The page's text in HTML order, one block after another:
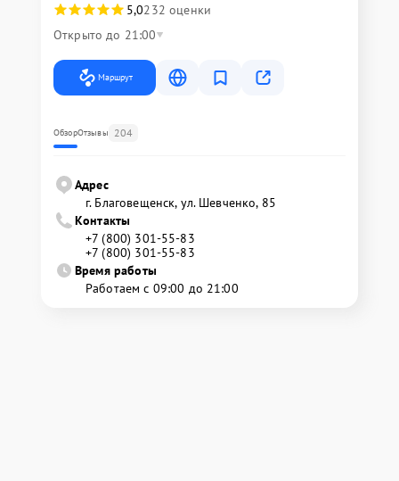
5,0232 оценки
Открыто до 21:00
Маршрут
ОбзорОтзывы 204
Адрес
г. Благовещенск, ул. Шевченко, 85
Контакты
+7 (800) 301-55-83
+7 (800) 301-55-83
Время работы
Работаем с 09:00 до 21:00